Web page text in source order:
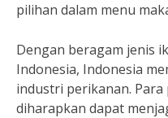
pilihan dalam menu
Dengan beragam jenis
Indonesia, Indonesia
industri perikanan.
diharapkan dapat